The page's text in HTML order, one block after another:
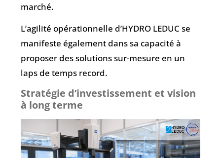
marché.
L’agilité opérationnelle d’HYDRO LEDUC se
manifeste également dans sa capacité à
proposer des solutions sur-mesure en un
laps de temps record.
Stratégie d’investissement et vision
à long terme